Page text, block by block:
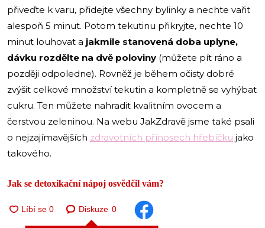
přiveďte k varu, přidejte všechny bylinky a nechte vařit
alespoň 5 minut. Potom tekutinu přikryjte, nechte 10
minut louhovat a jakmile stanovená doba uplyne,
dávku rozdělte na dvě poloviny (můžete pít ráno a
později odpoledne). Rovněž je během očisty dobré
zvýšit celkové množství tekutin a kompletně se vyhýbat
cukru. Ten můžete nahradit kvalitním ovocem a
čerstvou zeleninou. Na webu JakZdravě jsme také psali
o nejzajímavějších zdravotních přínosech hřebíčku jako
takového.
Jak se detoxikační nápoj osvědčil vám?
Diskuze 0